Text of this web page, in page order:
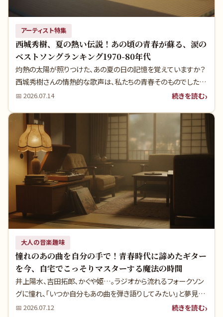
アーティスト特集
西城秀樹、夏の熱い伝説！あの頃の青春が蘇る、涙の
ベストソングランキング1970-80年代
灼熱の太陽が照りつけた、あの夏の日の記憶を覚えていますか？
西城秀樹さんの情熱的な歌声は、私たちの青春そのものでした
ね。実は彼の夏の名曲には、当時の時代背景が色濃く反映された
の知られざる真実を、今こそ紐解いていきましょう。
📅2026.07.14 続きを読む
大人の音楽趣味
憧れのあの曲を自分の手で！青春時代に諦めたギター
を今、自宅でこっそりマスターする魔法の時間
井上陽水、吉田拓郎、かぐや姫…。ラジオから流れるフォークソン
グに憧れ、「いつか自分もあの曲を弾き語りしてみたい」と夢見た
青春時代。勉強や仕事に追われ、そっと仕舞い込んでしまったそ
📅2026.07.12 続きを読む